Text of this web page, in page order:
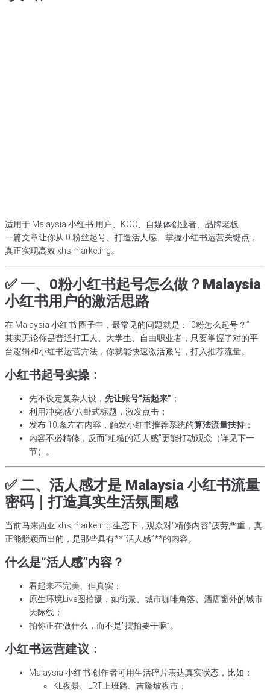
适用于 Malaysia 小红书 用户、KOC、自媒体创业者、品牌老板
一篇文章让你从 0 粉丝起号、打造活人感、掌握小红书运营关键点，
真正实现高效 xhs marketing。
✅ 一、0粉小红书起号怎么做？Malaysia
小红书用户的激活思路
在 Malaysia 小红书 圈子中，最常见的问题就是：“0粉怎么起号？”
其实无论你是普通打工人、大学生、自由职业者，只要掌握了对的平
台逻辑和小红书运营方法，你就能快速激活账号，打入推荐流量。
小红书起号实操：
先不设定复杂人设， 先让账号“活起来” ；
利用冲突感/八卦式标题，激发点击；
发布 10 条左右内容，触发小红书推荐系统的算法流量扶持 ；
内容不必精修，反而“粗糙的活人感”更能打动观众（详见下一
节）。
✅ 二、活人感才是 Malaysia 小红书流量
密码｜打造真实生活氛围感
当前马来西亚 xhs marketing 生态下，观众对“精修内容”疲劳严重，真
正能脱颖而出的，是那些具有**“活人感”**的内容。
什么是“活人感”内容？
看起来不完美、但真实；
原生环境Live图拍摄，如街景、城市咖啡角落、酒店窗外的城市
天际线；
拍你正在做什么，而不是“摆拍要干嘛”。
小红书运营建议：
Malaysia 小红书 创作者可用生活碎片表达真实状态，比如：
KL夜景、LRT上班路、吉隆坡夜市；